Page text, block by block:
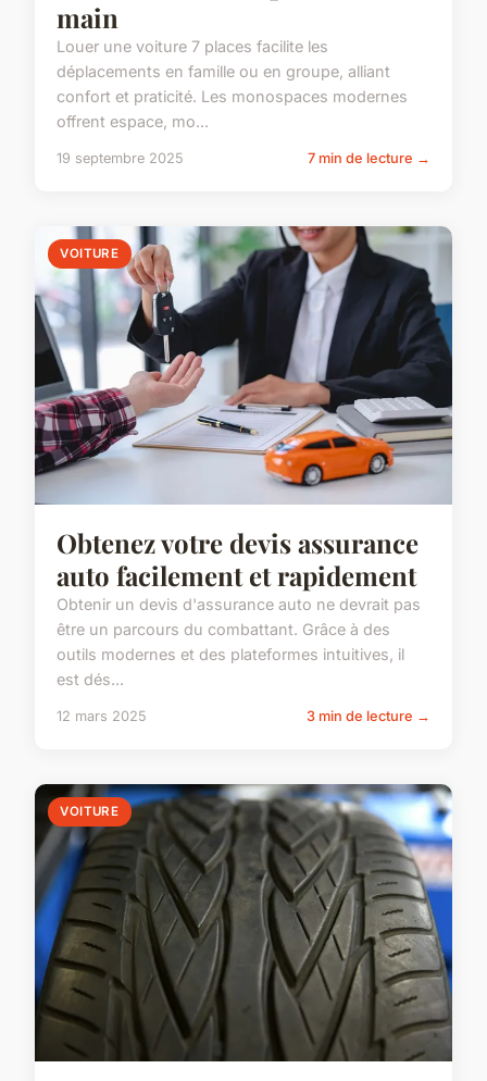
main
Louer une voiture 7 places facilite les
déplacements en famille ou en groupe, alliant
confort et praticité. Les monospaces modernes
offrent espace, mo...
19 septembre 2025 7 min de lecture →
VOITURE
Obtenez votre devis assurance
auto facilement et rapidement
Obtenir un devis d'assurance auto ne devrait pas
être un parcours du combattant. Grâce à des
outils modernes et des plateformes intuitives, il
est dés...
12 mars 2025 3 min de lecture →
VOITURE